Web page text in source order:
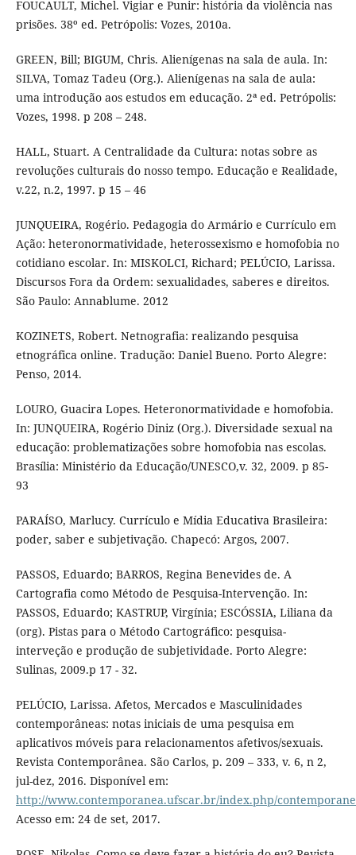
FOUCAULT, Michel. Vigiar e Punir: história da violência nas
prisões. 38º ed. Petrópolis: Vozes, 2010a.
GREEN, Bill; BIGUM, Chris. Alienígenas na sala de aula. In:
SILVA, Tomaz Tadeu (Org.). Alienígenas na sala de aula:
uma introdução aos estudos em educação. 2ª ed. Petrópolis:
Vozes, 1998. p 208 – 248.
HALL, Stuart. A Centralidade da Cultura: notas sobre as
revoluções culturais do nosso tempo. Educação e Realidade,
v.22, n.2, 1997. p 15 – 46
JUNQUEIRA, Rogério. Pedagogia do Armário e Currículo em
Ação: heteronormatividade, heterossexismo e homofobia no
cotidiano escolar. In: MISKOLCI, Richard; PELÚCIO, Larissa.
Discursos Fora da Ordem: sexualidades, saberes e direitos.
São Paulo: Annablume. 2012
KOZINETS, Robert. Netnografia: realizando pesquisa
etnográfica online. Tradução: Daniel Bueno. Porto Alegre:
Penso, 2014.
LOURO, Guacira Lopes. Heteronormatividade e homofobia.
In: JUNQUEIRA, Rogério Diniz (Org.). Diversidade sexual na
educação: problematizações sobre homofobia nas escolas.
Brasília: Ministério da Educação/UNESCO,v. 32, 2009. p 85-
93
PARAÍSO, Marlucy. Currículo e Mídia Educativa Brasileira:
poder, saber e subjetivação. Chapecó: Argos, 2007.
PASSOS, Eduardo; BARROS, Regina Benevides de. A
Cartografia como Método de Pesquisa-Intervenção. In:
PASSOS, Eduardo; KASTRUP, Virgínia; ESCÓSSIA, Liliana da
(org). Pistas para o Método Cartográfico: pesquisa-
interveção e produção de subjetividade. Porto Alegre:
Sulinas, 2009.p 17 - 32.
PELÚCIO, Larissa. Afetos, Mercados e Masculinidades
contemporâneas: notas iniciais de uma pesquisa em
aplicativos móveis para relacionamentos afetivos/sexuais.
Revista Contemporânea. São Carlos, p. 209 – 333, v. 6, n 2,
jul-dez, 2016. Disponível em:
http://www.contemporanea.ufscar.br/index.php/
Acesso em: 24 de set, 2017.